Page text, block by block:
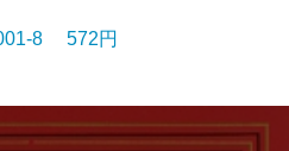
8 572円